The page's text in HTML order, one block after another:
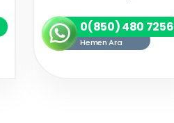
0(850) 480 7256
Hemen Ara